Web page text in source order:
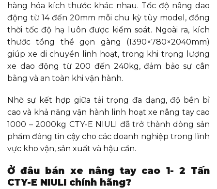
hàng hóa kích thước khác nhau. Tốc độ nâng dao
động từ 14 đến 20mm mỗi chu kỳ tùy model, đồng
thời tốc độ hạ luôn được kiểm soát. Ngoài ra, kích
thước tổng thể gọn gàng (1390×780×2040mm)
giúp xe di chuyển linh hoạt, trong khi trọng lượng
xe dao động từ 200 đến 240kg, đảm bảo sự cân
bằng và an toàn khi vận hành.
Nhờ sự kết hợp giữa tải trọng đa dạng, độ bền bỉ
cao và khả năng vận hành linh hoạt xe nâng tay cao
1000 – 2000kg CTY-E NIULI đã trở thành dòng sản
phẩm đáng tin cậy cho các doanh nghiệp trong lĩnh
vực kho vận, sản xuất và hậu cần.
Ở đâu bán xe nâng tay cao 1- 2 Tấn
CTY-E NIULI chính hãng?